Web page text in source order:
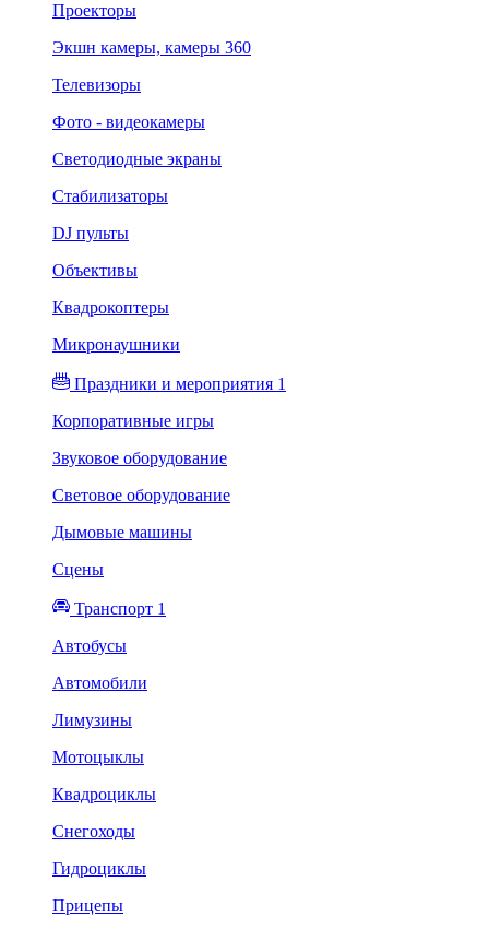
Проекторы
Экшн камеры, камеры 360
Телевизоры
Фото - видеокамеры
Светодиодные экраны
Стабилизаторы
DJ пульты
Объективы
Квадрокоптеры
Микронаушники
Праздники и мероприятия 1
Корпоративные игры
Звуковое оборудование
Световое оборудование
Дымовые машины
Сцены
Транспорт 1
Автобусы
Автомобили
Лимузины
Мотоцыклы
Квадроциклы
Снегоходы
Гидроциклы
Прицепы